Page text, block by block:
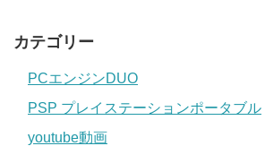
カテゴリー
PCエンジンDUO
PSP プレイステーションポータブル
youtube動画